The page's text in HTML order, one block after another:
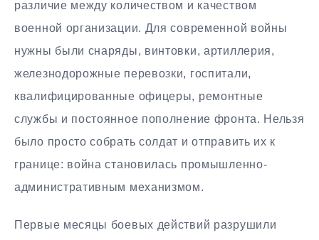
различие между количеством и качеством
военной организации. Для современной войны
нужны были снаряды, винтовки, артиллерия,
железнодорожные перевозки, госпитали,
квалифицированные офицеры, ремонтные
службы и постоянное пополнение фронта. Нельзя
было просто собрать солдат и отправить их к
границе: война становилась промышленно-
административным механизмом.
Первые месяцы боевых действий разрушили